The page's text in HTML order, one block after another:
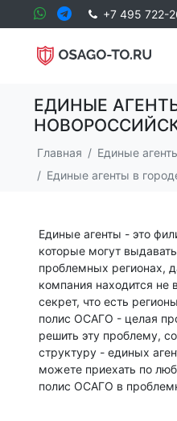
+7 495 722-
ЕДИНЫЕ
Главная
Единые
Единые агенты в
Единые агенты - это
которые могут
проблемных регионах,
компания находится не
секрет, что есть
полис ОСАГО - целая
решить эту проблему,
структуру - единых
можете приехать по
полис ОСАГО в